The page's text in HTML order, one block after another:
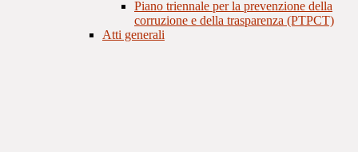
Piano triennale per la prevenzione della
corruzione e della trasparenza (PTPCT)
Atti generali